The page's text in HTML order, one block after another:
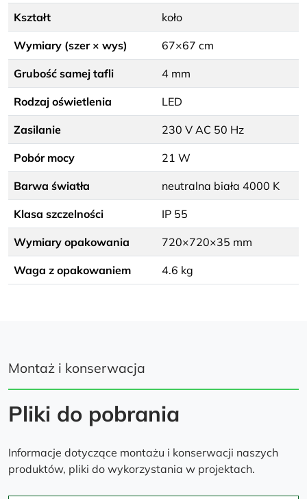
Kształt koło
Wymiary (szer × wys) 67×67 cm
Grubość samej tafli 4 mm
Rodzaj oświetlenia LED
Zasilanie 230 V AC 50 Hz
Pobór mocy 21 W
Barwa światła neutralna biała 4000 K
Klasa szczelności IP 55
Wymiary opakowania 720×720×35 mm
Waga z opakowaniem 4.6 kg
Montaż i konserwacja
Pliki do pobrania
Informacje dotyczące montażu i konserwacji naszych
produktów, pliki do wykorzystania w projektach.